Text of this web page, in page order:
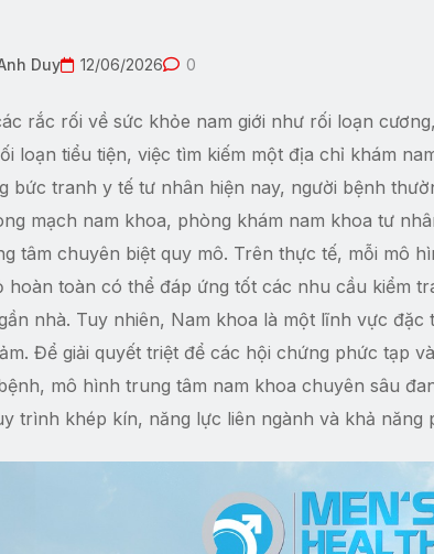
Duy 12/06/2026 0
rắc rối về sức khỏe nam giới như rối loạn
loạn tiểu tiện, việc tìm kiếm một địa chỉ khám
bức tranh y tế tư nhân hiện nay, người bệnh
mạch nam khoa, phòng khám nam khoa tư
tâm chuyên biệt quy mô. Trên thực tế, mỗi mô
hoàn toàn có thể đáp ứng tốt các nhu cầu kiểm
nhà. Tuy nhiên, Nam khoa là một lĩnh vực
Để giải quyết triệt để các hội chứng phức tạp
mô hình trung tâm nam khoa chuyên sâu
trình khép kín, năng lực liên ngành và khả năng